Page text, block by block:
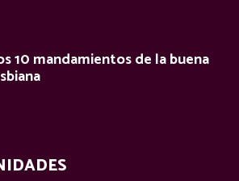
10 mandamientos de la buena